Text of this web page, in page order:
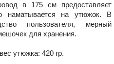
в 175 см предоставляет
наматывается на утюжок. В
пользователя, мерный
для хранения.
ес утюжка: 420 гр.